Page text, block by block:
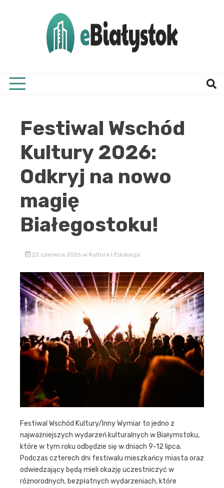
Festiwal Wschód
Kultury 2026:
Odkryj na nowo
magię
Białegostoku!
22 czerwca 2026 w Kultura I Edukacja
Festiwal Wschód Kultury/Inny Wymiar to jedno z
najważniejszych wydarzeń kulturalnych w Białymstoku,
które w tym roku odbędzie się w dniach 9-12 lipca.
Podczas czterech dni festiwalu mieszkańcy miasta oraz
odwiedzający będą mieli okazję uczestniczyć w
różnorodnych, bezpłatnych wydarzeniach, które